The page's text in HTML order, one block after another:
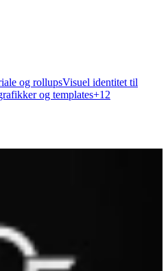
og rollupsVisuel identitet til
og templates+12